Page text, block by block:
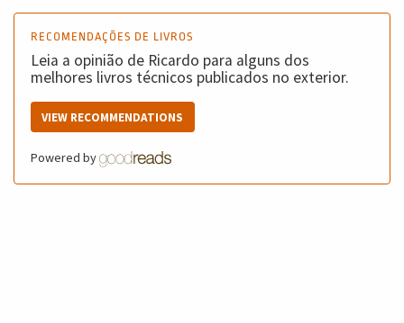
RECOMENDAÇÕES DE LIVROS
Leia a opinião de Ricardo para alguns dos
melhores livros técnicos publicados no exterior.
VIEW RECOMMENDATIONS
Powered by